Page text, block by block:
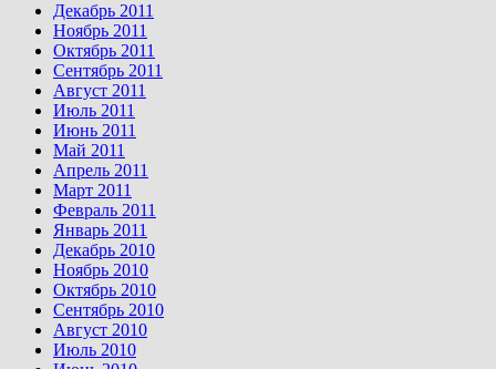
Декабрь 2011
Ноябрь 2011
Октябрь 2011
Сентябрь 2011
Август 2011
Июль 2011
Июнь 2011
Май 2011
Апрель 2011
Март 2011
Февраль 2011
Январь 2011
Декабрь 2010
Ноябрь 2010
Октябрь 2010
Сентябрь 2010
Август 2010
Июль 2010